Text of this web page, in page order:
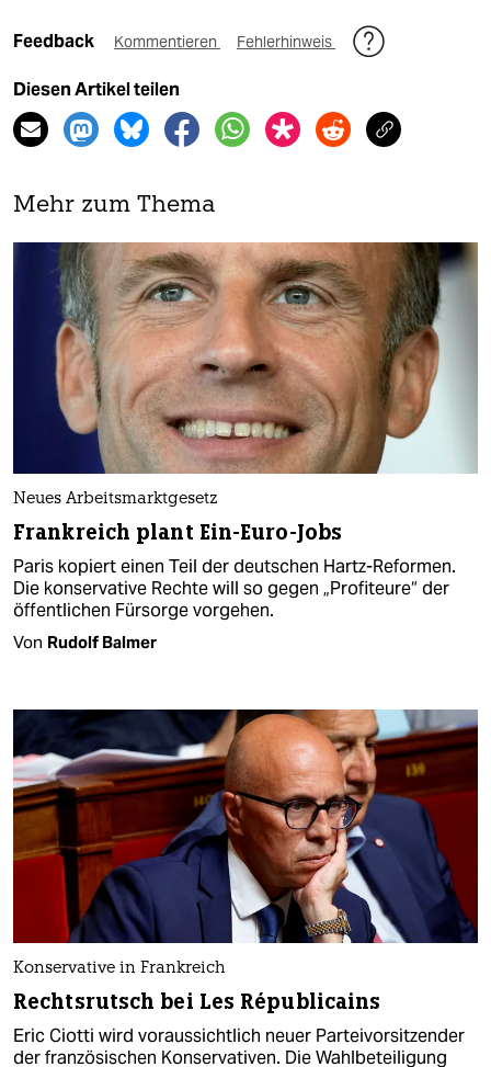
Feedback Kommentieren Fehlerhinweis
Diesen Artikel teilen
Mehr zum Thema
Neues Arbeitsmarktgesetz
Frankreich plant Ein-Euro-Jobs
Paris kopiert einen Teil der deutschen Hartz-Reformen.
Die konservative Rechte will so gegen „Profiteure“ der
öffentlichen Fürsorge vorgehen.
Von Rudolf Balmer
Konservative in Frankreich
Rechtsrutsch bei Les Républicains
Eric Ciotti wird voraussichtlich neuer Parteivorsitzender
der französischen Konservativen. Die Wahlbeteiligung